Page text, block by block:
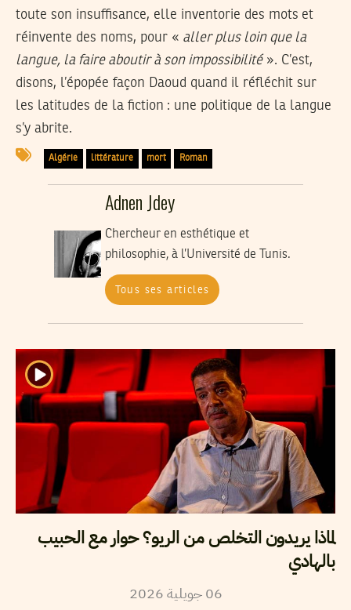
toute son insuffisance, elle inventorie des mots et
réinvente des noms, pour « aller plus loin que la
langue, la faire aboutir à son impossibilité». C’est,
disons, l’épopée façon Daoud quand il réfléchit sur
les latitudes de la fiction : une politique de la langue
s’y abrite.
Algérie littérature mort Roman
Adnen Jdey
Chercheur en esthétique et
philosophie, à l’Université de Tunis.
Tous ses articles
لماذا يريدون التخلص من الريو؟ حوار مع الحبيب
بالهادي
06 جويلية2026